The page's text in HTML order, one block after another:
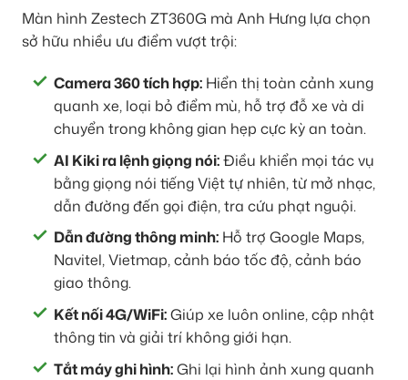
Màn hình Zestech ZT360G mà Anh Hưng lựa chọn
sở hữu nhiều ưu điểm vượt trội:
Camera 360 tích hợp: Hiển thị toàn cảnh xung
quanh xe, loại bỏ điểm mù, hỗ trợ đỗ xe và di
chuyển trong không gian hẹp cực kỳ an toàn.
AI Kiki ra lệnh giọng nói:Điều khiển mọi tác vụ
bằng giọng nói tiếng Việt tự nhiên, từ mở nhạc,
dẫn đường đến gọi điện, tra cứu phạt nguội.
Dẫn đường thông minh: Hỗ trợ Google Maps,
Navitel, Vietmap, cảnh báo tốc độ, cảnh báo
giao thông.
Kết nối 4G/WiFi:Giúp xe luôn online, cập nhật
thông tin và giải trí không giới hạn.
Tắt máy ghi hình:Ghi lại hình ảnh xung quanh